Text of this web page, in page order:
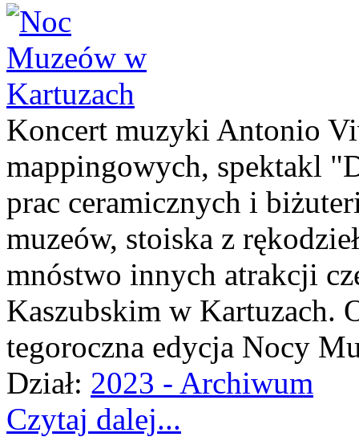
Koncert muzyki Antonio
mappingowych, spektakl
prac ceramicznych i
muzeów, stoiska z
mnóstwo innych atrakcji
Kaszubskim w Kartuzach.
tegoroczna edycja Nocy
Dział: 2023 - Archiwum
Czytaj dalej...